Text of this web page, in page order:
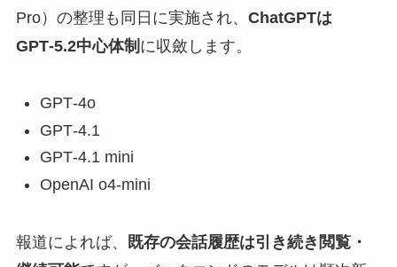
Pro）の整理も同日に実施され、 ChatGPTは
GPT‑5.2中心体制 に収斂します。
GPT‑4o
GPT‑4.1
GPT‑4.1 mini
OpenAI o4‑mini
報道によれば、
既存の会話履歴は引き続き閲覧・